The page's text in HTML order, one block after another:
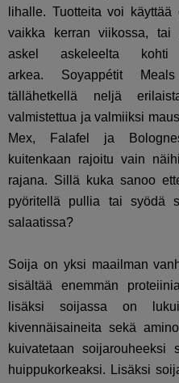
lihalle. Tuotteita voi
vaikka kerran viikossa, tai
askel askeleelta kohti
arkea. Soyappétit
tällähetkellä neljä
valmistettua ja valmiiksi
Mex, Falafel ja
kuitenkaan rajoitu vain
rajana. Sillä kuka sanoo
pyöritellä pullia tai syödä
salaatissa?
Soija on yksi maailman
sisältää enemmän
lisäksi soijassa on
kivennäisaineita sekä
kuivatetaan soijarouheeksi
huippukorkeaksi. Lisäksi